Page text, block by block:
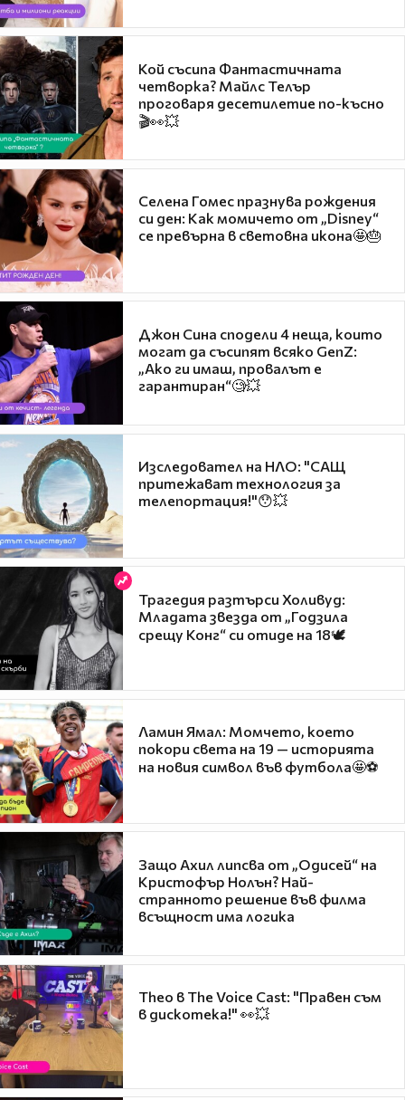
Кой съсипа Фантастичната
четворка? Майлс Телър
проговаря десетилетие по-късно
🎬👀💥
Селена Гомес празнува рождения
си ден: Как момичето от „Disney“
се превърна в световна икона🤩🎂
Джон Сина сподели 4 неща, които
могат да съсипят всяко GenZ:
„Ако ги имаш, провалът е
гарантиран“🧐💥
Изследовател на НЛО: "САЩ
притежават технология за
телепортация!"😯💥
Трагедия разтърси Холивуд:
Младата звезда от „Годзила
срещу Конг“ си отиде на 18🕊️
Ламин Ямал: Момчето, което
покори света на 19 — историята
на новия символ във футбола🤩⚽
Защо Ахил липсва от „Одисей“ на
Кристофър Нолън? Най-
странното решение във филма
всъщност има логика
Theo в The Voice Cast: "Правен съм
в дискотека!" 👀💥